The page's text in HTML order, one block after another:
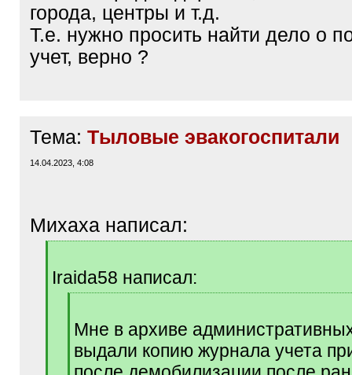
города, центры и т.д.
Т.е. нужно просить найти дело о
учет, верно ?
Тема: Тыловые эвакогоспитали
14.04.2023, 4:08
Михаха написал:
Iraida58 написал:
Мне в архиве
выдали копию журнала учета